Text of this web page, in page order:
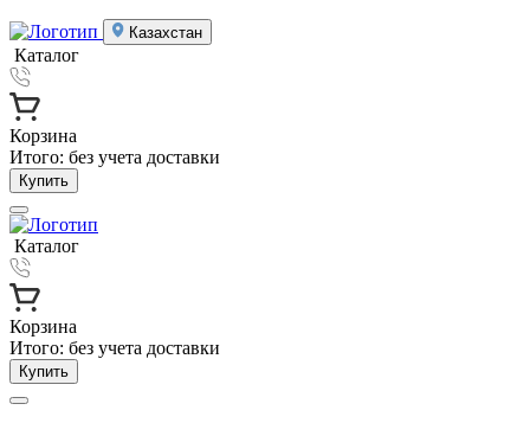
Казахстан
Каталог
Корзина
Итого: без учета доставки
Купить
Каталог
Корзина
Итого: без учета доставки
Купить